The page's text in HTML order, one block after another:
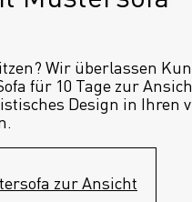
Wir überlassen
für 10 Tage zur
Design in Ihren
zur Ansicht